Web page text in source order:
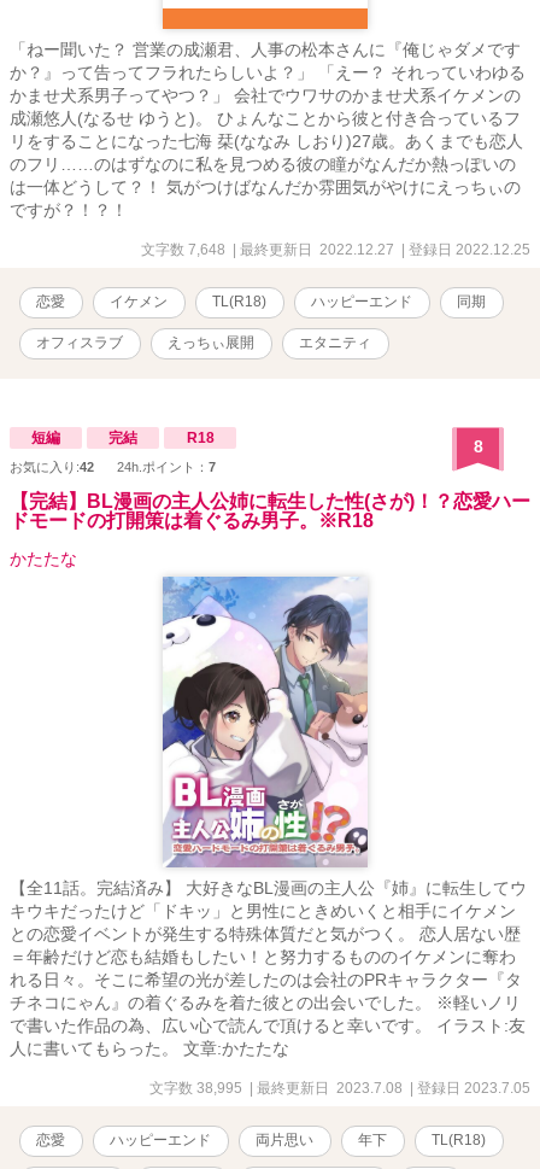
「ねー聞いた？ 営業の成瀬君、人事の松本さんに『俺じゃダメです
か？』って告ってフラれたらしいよ？」 「えー？ それっていわゆる
かませ犬系男子ってやつ？」 会社でウワサのかませ犬系イケメンの
成瀬悠人(なるせ ゆうと)。 ひょんなことから彼と付き合っているフ
リをすることになった七海 栞(ななみ しおり)27歳。あくまでも恋人
のフリ……のはずなのに私を見つめる彼の瞳がなんだか熱っぽいの
は一体どうして？！ 気がつけばなんだか雰囲気がやけにえっちぃの
ですが？！？！
文字数 7,648 | 最終更新日 2022.12.27 | 登録日 2022.12.25
恋愛 イケメン TL(R18) ハッピーエンド 同期
オフィスラブ えっちぃ展開 エタニティ
短編 完結 R18
お気に入り:42 24h.ポイント： 7
8
【完結】BL漫画の主人公姉に転生した性(さが)！？恋愛ハー
ドモードの打開策は着ぐるみ男子。※R18
かたたな
【全11話。完結済み】 大好きなBL漫画の主人公『姉』に転生してウ
キウキだったけど「ドキッ」と男性にときめいくと相手にイケメン
との恋愛イベントが発生する特殊体質だと気がつく。 恋人居ない歴
＝年齢だけど恋も結婚もしたい！と努力するもののイケメンに奪わ
れる日々。そこに希望の光が差したのは会社のPRキャラクター『タ
チネコにゃん』の着ぐるみを着た彼との出会いでした。 ※軽いノリ
で書いた作品の為、広い心で読んで頂けると幸いです。 イラスト:友
人に書いてもらった。 文章:かたたな
文字数 38,995 | 最終更新日 2023.7.08 | 登録日 2023.7.05
恋愛 ハッピーエンド 両片思い 年下 TL(R18)